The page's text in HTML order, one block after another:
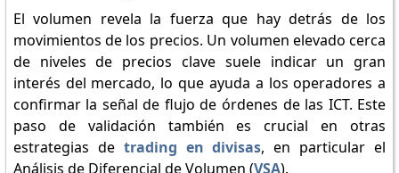
El volumen revela la fuerza que hay detrás de los
movimientos de los precios. Un volumen elevado cerca
de niveles de precios clave suele indicar un gran
interés del mercado, lo que ayuda a los operadores a
confirmar la señal de flujo de órdenes de las ICT. Este
paso de validación también es crucial en otras
estrategias de trading en divisas, en particular el
Análisis de Diferencial de Volumen (VSA).